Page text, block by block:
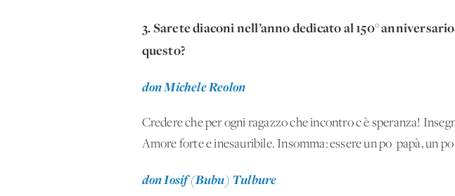
3.⁠ ⁠⁠Sarete diaconi nell’anno dedicato al 150°
questo?
don Michele Reolon
Credere che per ogni ragazzo che incontro c'è speranza!
Amore forte e inesauribile. Insomma: essere un po' papà, un
don Iosif (Bubu) Tulbure